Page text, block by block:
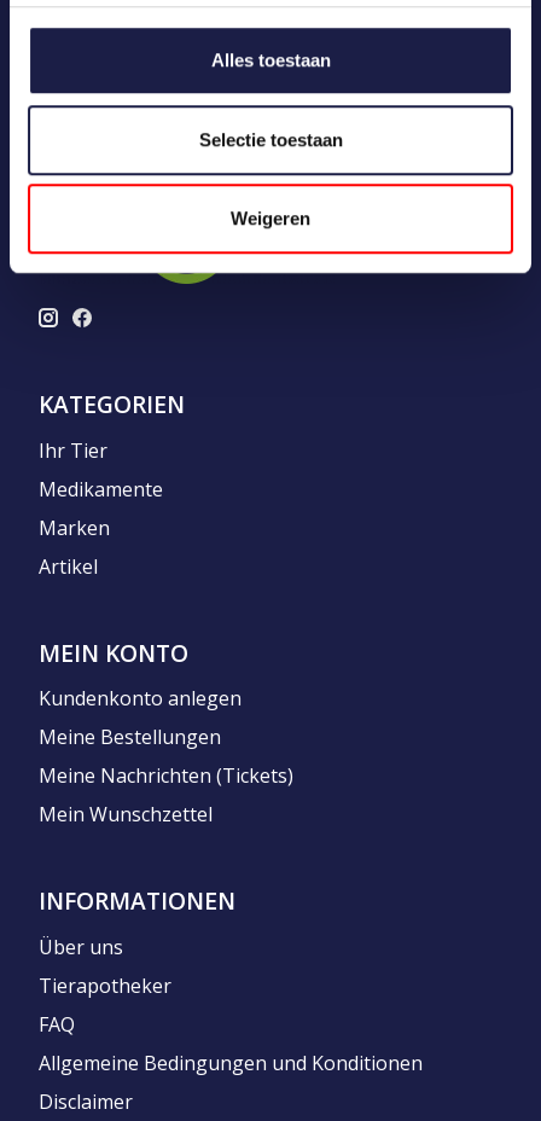
Alles toestaan
Selectie toestaan
Weigeren
KATEGORIEN
Ihr Tier
Medikamente
Marken
Artikel
MEIN KONTO
Kundenkonto anlegen
Meine Bestellungen
Meine Nachrichten (Tickets)
Mein Wunschzettel
INFORMATIONEN
Über uns
Tierapotheker
FAQ
Allgemeine Bedingungen und Konditionen
Disclaimer